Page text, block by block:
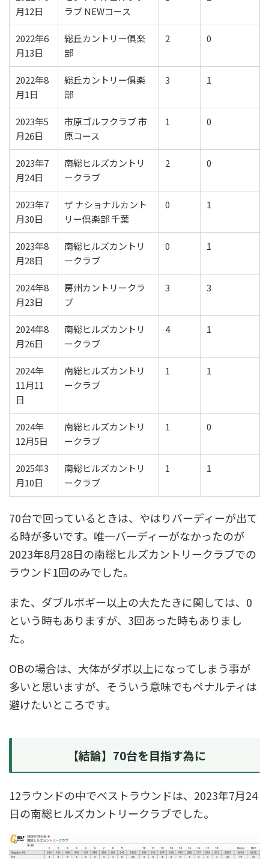
月12日
ラブ NEWコース
2022年6
月13日
総丘カントリー俱楽
部
2 0
2022年8
月1日
総丘カントリー俱楽
部
3 1
2023年5
月26日
市原ゴルフクラブ 市
原コース
1 0
2023年7
月24日
南総ヒルズカントリ
ークラブ
2 0
2023年7
月30日
ザ ナショナルカント
リー倶楽部 千葉
0 1
2023年8
月28日
南総ヒルズカントリ
ークラブ
0 1
2024年8
月23日
房州カントリークラ
ブ
3 3
2024年8
月26日
南総ヒルズカントリ
ークラブ
4 1
2024年
11月11
日
南総ヒルズカントリ
ークラブ
1 1
2024年
12月5日
南総ヒルズカントリ
ークラブ
1 0
2025年3
月10日
南総ヒルズカントリ
ークラブ
1 1
70台で回っているときは、やはりバーディーが出て
る時が多いです。唯一バーディーがなかったのが
2023年8月28日の南総ヒルズカントリークラブでの
ラウンド1回のみでした。
また、ダブルボギー以上の大たたきに関しては、0
という時もありますが、3回あった時もありまし
た。
OBの場合は、大体がダボ以上になってしまう事が
多いと思いますが、そういう意味でもペナルティは
避けたいところです。
【結論】70台を目指す為に
12ラウンドの中でベストラウンドは、2023年7月24
日の南総ヒルズカントリークラブでした。